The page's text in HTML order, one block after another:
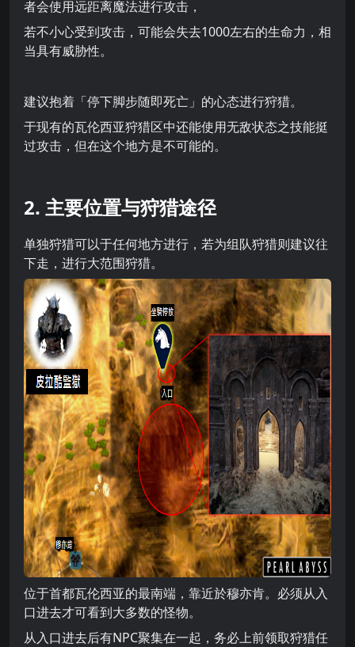
者会使用远距离魔法进行攻击，
若不小心受到攻击，可能会失去1000左右的生命力，相
当具有威胁性。
建议抱着「停下脚步随即死亡」的心态进行狩猎。
于现有的瓦伦西亚狩猎区中还能使用无敌状态之技能挺
过攻击，但在这个地方是不可能的。
2. 主要位置与狩猎途径
单独狩猎可以于任何地方进行，若为组队狩猎则建议往
下走，进行大范围狩猎。
位于首都瓦伦西亚的最南端，靠近於穆亦肯。必须从入
口进去才可看到大多数的怪物。
从入口进去后有NPC聚集在一起，务必上前领取狩猎任